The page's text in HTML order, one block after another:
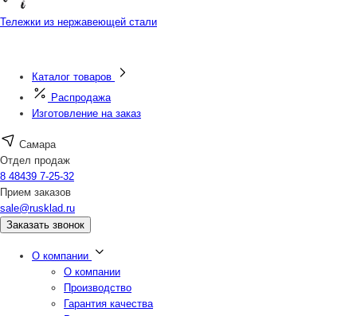
Тележки из нержавеющей стали
Каталог товаров
Распродажа
Изготовление на заказ
Самара
Отдел продаж
8 48439 7-25-32
Прием заказов
sale@rusklad.ru
Заказать звонок
О компании
О компании
Производство
Гарантия качества